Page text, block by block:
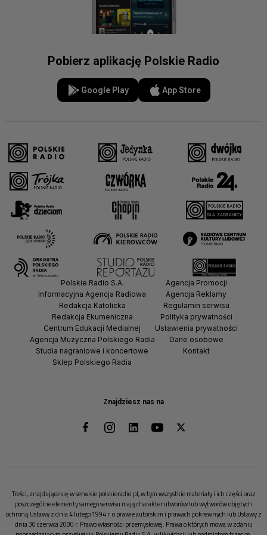
Pobierz aplikację Polskie Radio
Google Play App Store
Znajdziesz nas na
Polskie Radio S.A.
Informacyjna Agencja Radiowa
Redakcja Katolicka
Redakcja Ekumeniczna
Centrum Edukacji Medialnej
Agencja Muzyczna Polskiego Radia
Studia nagraniowe i koncertowe
Sklep Polskiego Radia
Agencja Promocji
Agencja Reklamy
Regulamin serwisu
Polityka prywatności
Ustawienia prywatności
Dane osobowe
Kontakt
Treści, znajdujące się w serwisie polskieradio.pl, w tym wszystkie materiały i ich części oraz
poszczególne elementy samego serwisu mają charakter utworów lub wytworów objętych
ochroną Ustawy z dnia 4 lutego 1994 r. o prawie autorskim i prawach pokrewnych lub Ustawy z
dnia 30 czerwca 2000 r. Prawo własności przemysłowej. Prawa o których mowa w zdaniu